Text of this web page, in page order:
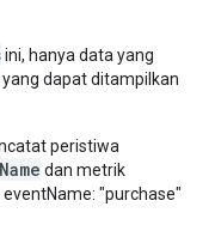
ini, hanya data yang
dapat ditampilkan
peristiwa
dan metrik
"purchase"